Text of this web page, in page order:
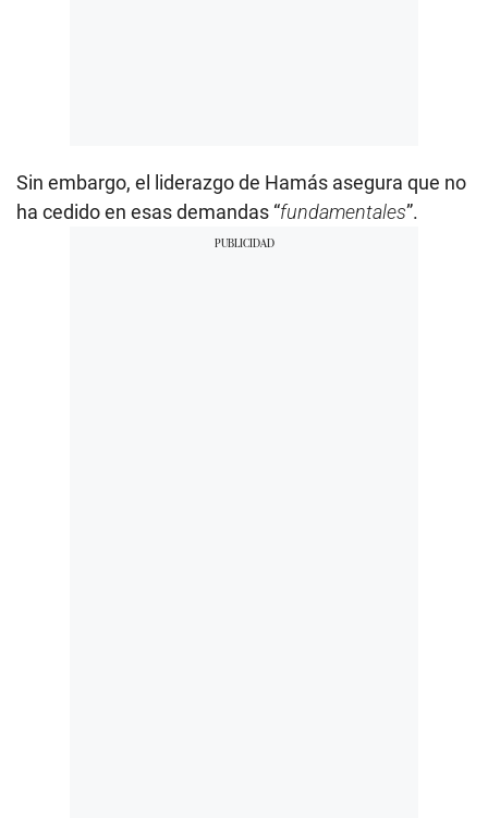
Sin embargo, el liderazgo de Hamás asegura que no
ha cedido en esas demandas “fundamentales”.